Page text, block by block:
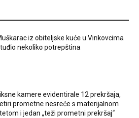
iz obiteljske kuće u Vinkovcima
nekoliko potrepština
kamere evidentirale 12 prekršaja,
prometne nesreće s materijalnom
i jedan „teži prometni prekršaj“